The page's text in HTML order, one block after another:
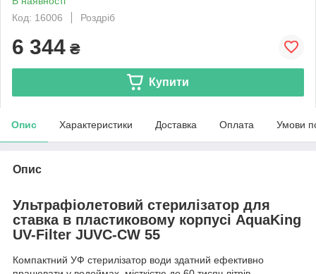
Код: 16006
Роздріб
6 344 ₴
Купити
Опис Характеристики Доставка Оплата Умови
Опис
Ультрафіолетовий стерилізатор для
ставка в пластиковому корпусі AquaKing
UV-Filter JUVC-CW 55
Компактний УФ стерилізатор води здатний ефективно